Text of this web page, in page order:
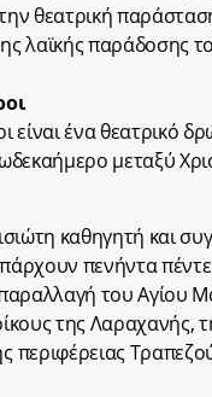
θεατρική
λαϊκής παράδοσης
είναι ένα θεατρικό
μεταξύ
καθηγητή και
πενήντα
του Αγίου
της Λαραχανής,
περιφέρειας